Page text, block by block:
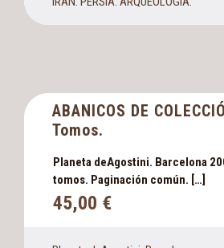
ABANICOS DE
Tomos.
Planeta deAgostini. Barcelona
tomos. Paginación común. […]
45,00 €